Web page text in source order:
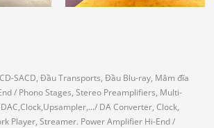
SACD, Đầu Transports, Đầu Blu-ray, Mâm đĩa
/ Phono Stages, Stereo Preamplifiers, Multi-
DAC,Clock,Upsampler,.../ DA Converter, Clock,
Player, Streamer. Power Amplifier Hi-End/